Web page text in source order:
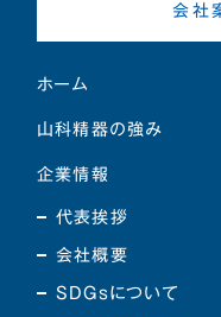
会社
ホーム
山科精器の強み
企業情報
代表挨拶
会社概要
SDGsについて